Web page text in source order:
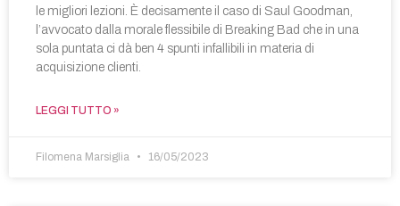
le migliori lezioni. È decisamente il caso di Saul Goodman,
l’avvocato dalla morale flessibile di Breaking Bad che in una
sola puntata ci dà ben 4 spunti infallibili in materia di
acquisizione clienti.
LEGGI TUTTO »
Filomena Marsiglia 16/05/2023